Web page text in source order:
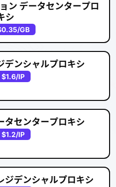
ン データセンタープロ
シ
/GB
ンシャルプロキシ
$1.6/IP
センタープロキシ
$1.2/IP
デンシャルプロキシ